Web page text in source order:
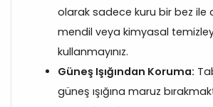
olarak sadece kuru bir bez ile
mendil veya kimyasal
kullanmayınız.
Güneş Işığından Koruma:
güneş ışığına maruz